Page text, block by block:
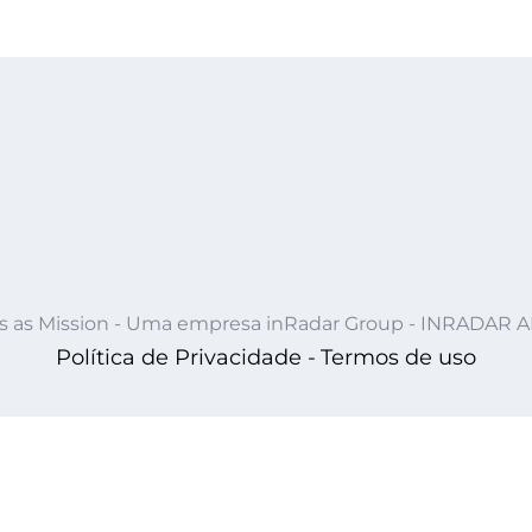
as Mission - Uma empresa inRadar Group - INRADAR
Política de Privacidade - Termos de uso